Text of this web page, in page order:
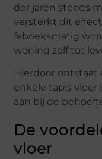
der jaren steeds
versterkt dit
fabrieksmatig
woning zelf tot
Hierdoor ontstaat
enkele tapis vloer
aan bij de
De
vloer